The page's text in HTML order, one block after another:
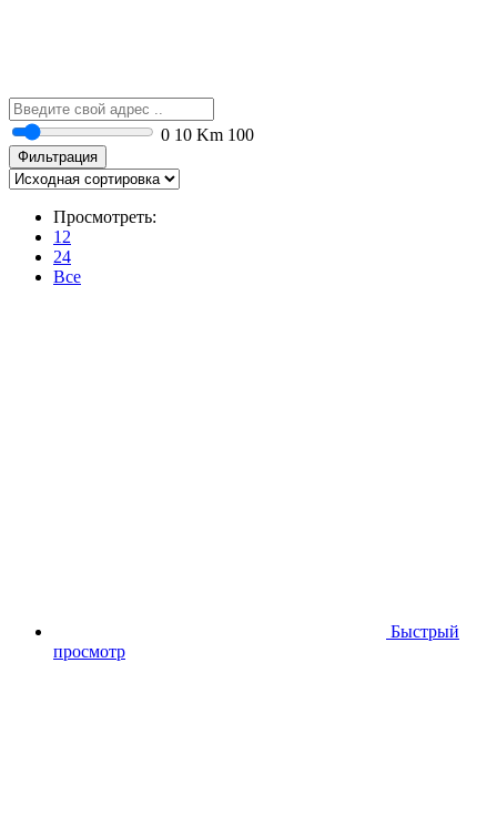
0 10 Km 100
Фильтрация
Просмотреть:
12
24
Все
Быстрый
просмотр